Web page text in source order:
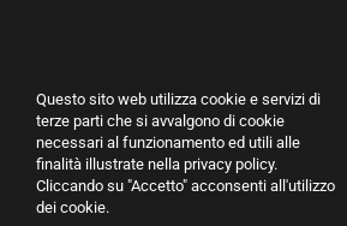
G.S.D. Lascaris ® P.IVA 03964450013 |
Questo sito web utilizza cookie e servizi di
terze parti che si avvalgono di cookie
necessari al funzionamento ed utili alle
finalità illustrate nella privacy policy.
Cliccando su "Accetto" acconsenti all'utilizzo
dei cookie.